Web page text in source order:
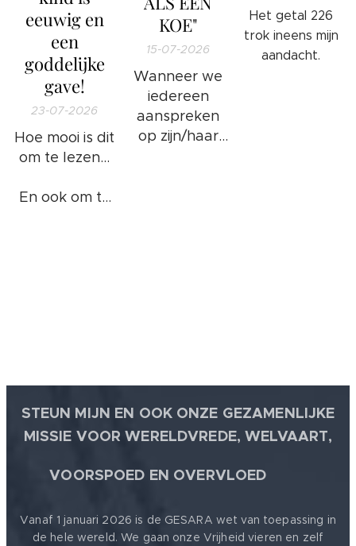
eeuwig en
een
goddelijke
gave!
23-07-2026
Hoe mooi is dit
om te lezen...
En ook om te
KOE"
15-07-2026
Wanneer we
iedereen
aanspreken
op zijn/haar
Het getal 226
trok ineens mijn
aandacht.
STEUN MIJN EN OOK ONZE GEZAMENLIJKE
MISSIE VOOR WERELDVREDE, WELVAART,
VOORSPOED EN OVERVLOED
Vanaf 1 januari 2026 is de GESARA wet van toepassing in
de hele wereld. We gaan onze Vrijheid vieren en zelf